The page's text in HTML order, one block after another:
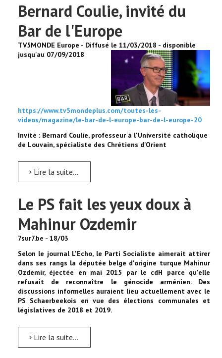
Bernard Coulie, invité du
Bar de l'Europe
TV5MONDE Europe - Diffusé le 11/03/2018 - disponible
jusqu'au 07/09/2018
https://www.tv5mondeplus.com/toutes-les-
videos/magazine/le-bar-de-l-europe-bar-de-l-europe-20
Invité : Bernard Coulie, professeur à l'Université catholique
de Louvain, spécialiste des Chrétiens d'Orient
Lire la suite...
Le PS fait les yeux doux à
Mahinur Ozdemir
7sur7.be - 18/03
Selon le journal L'Echo, le Parti Socialiste aimerait attirer
dans ses rangs la députée belge d'origine turque Mahinur
Ozdemir, éjectée en mai 2015 par le cdH parce qu'elle
refusait de reconnaître le génocide arménien. Des
discussions informelles auraient lieu actuellement avec le
PS Schaerbeekois en vue des élections communales et
législatives de 2018 et 2019.
Lire la suite...